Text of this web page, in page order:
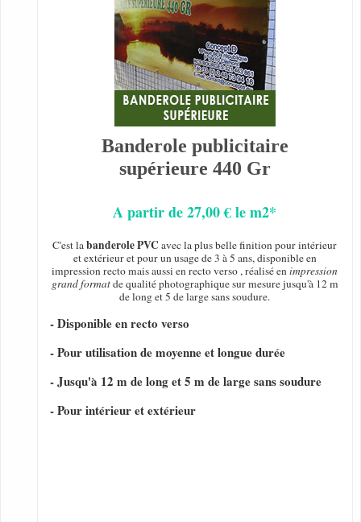
Banderole publicitaire
supérieure 440 Gr
A partir de 27,00 € le m2*
C'est labanderole PVC avec la plus belle finition pour intérieur
et extérieur et pour un usage de 3 à 5 ans, disponible en
impression recto mais aussi en recto verso , réalisé enimpression
grand formatde qualité photographique sur mesure jusqu'à 12 m
de long et 5 de large sans soudure.
- Disponible en recto verso
- Pour utilisation de moyenne et longue durée
- Jusqu'à 12 m de long et 5 m de large sans soudure
- Pour intérieur et extérieur